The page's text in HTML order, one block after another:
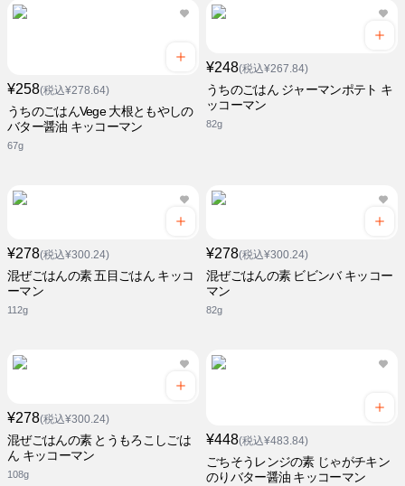
¥258(税込¥278.64)
うちのごはんVege 大根ともやしの
バター醤油 キッコーマン
67g
¥248(税込¥267.84)
うちのごはん ジャーマンポテト キ
ッコーマン
82g
¥278(税込¥300.24)
混ぜごはんの素 五目ごはん キッコ
ーマン
112g
¥278(税込¥300.24)
混ぜごはんの素 ビビンバ キッコー
マン
82g
¥278(税込¥300.24)
混ぜごはんの素 とうもろこしごは
ん キッコーマン
108g
¥448(税込¥483.84)
ごちそうレンジの素 じゃがチキン
のりバター醤油 キッコーマン